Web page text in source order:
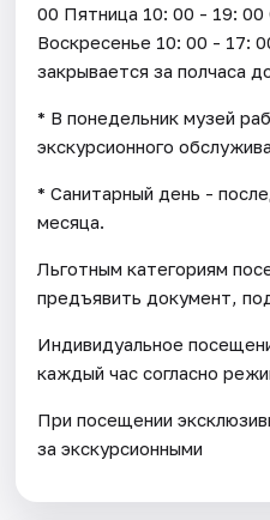
00 Пятница 10: 00 - 19:
Воскресенье 10: 00 - 17:
закрывается за полчаса
* В понедельник музей
экскурсионного
* Санитарный день -
месяца.
Льготным категориям
предъявить документ,
Индивидуальное
каждый час согласно
При посещении
за экскурсионными